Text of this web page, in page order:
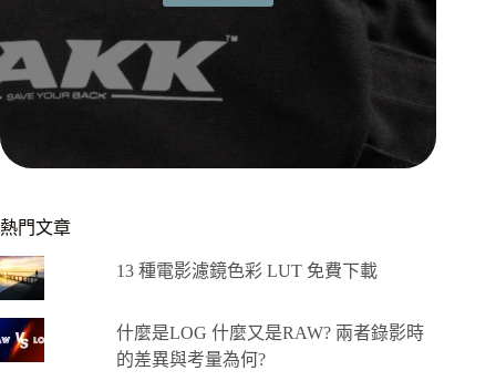
熱門文章
13 種電影濾鏡色彩 LUT 免費下載
什麼是LOG 什麼又是RAW? 兩者錄影時
的差異與考量為何?